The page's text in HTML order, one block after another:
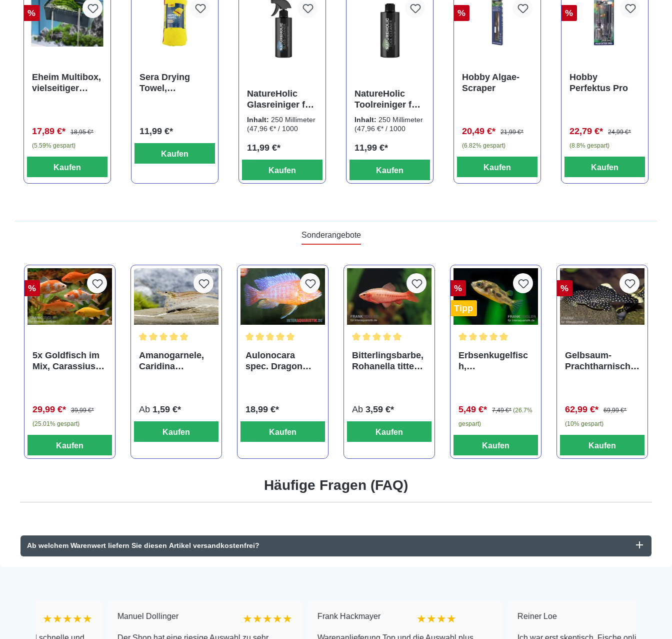
%
Eheim Multibox,
vielseitiger
17,89 €*
18,95 €*
(5.59% gespart)
Kaufen
Sera Drying
Towel,
11,99 €*
Kaufen
NatureHolic
Glasreiniger für
Aquarien,
CleanLine, 250
Inhalt: 250 Millimeter
(47,96 €* / 1000
11,99 €*
Kaufen
NatureHolic
Toolreiniger für
Aquarien,
CleanLine, 250
Inhalt: 250 Millimeter
(47,96 €* / 1000
11,99 €*
Kaufen
%
Hobby Algae-
Scraper
20,49 €*
21,99 €*
(6.82% gespart)
Kaufen
%
Hobby
Perfektus Pro
22,79 €*
24,99 €*
(8.8% gespart)
Kaufen
Sonderangebote
%
5x Goldfisch im
Mix, Carassius
29,99 €*
39,99 €*
(25.01% gespart)
Kaufen
Amanogarnele,
Caridina
Ab 1,59 €*
Kaufen
Aulonocara
spec. Dragon
18,99 €*
Kaufen
Bitterlingsbarbe,
Rohanella titteya,
Ab 3,59 €*
Kaufen
%
Tipp
Erbsenkugelfisc
h,
5,49 €*
7,49 €* (26.7%
gespart)
Kaufen
%
Gelbsaum-
Prachtharnischw
62,99 €*
69,99 €*
(10% gespart)
Kaufen
Häufige Fragen (FAQ)
Ab welchem Warenwert liefern Sie diesen Artikel versandkostenfrei?
★★★★★ Manuel Dollinger ★★★★★ Frank Hackmayer ★★★★